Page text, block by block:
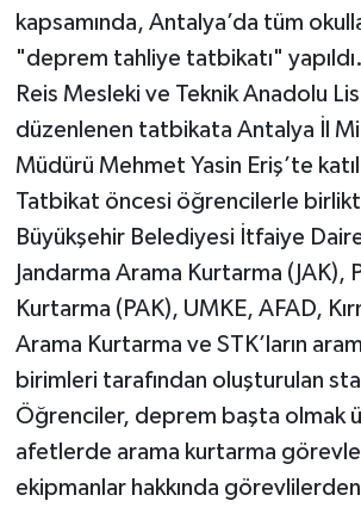
kapsamında, Antalya’da tüm
"deprem tahliye tatbikatı"
Reis Mesleki ve Teknik Anadolu
düzenlenen tatbikata Antalya İl
Müdürü Mehmet Yasin Eriş’te
Tatbikat öncesi öğrencilerle
Büyükşehir Belediyesi İtfaiye Daire
Jandarma Arama Kurtarma (JAK),
Kurtarma (PAK), UMKE, AFAD,
Arama Kurtarma ve STK’ların
birimleri tarafından oluşturulan
Öğrenciler, deprem başta olmak
afetlerde arama kurtarma
ekipmanlar hakkında
Spor